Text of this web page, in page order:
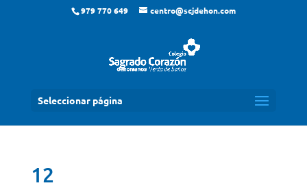
979 770 649 centro@scjdehon.com
Seleccionar página
12